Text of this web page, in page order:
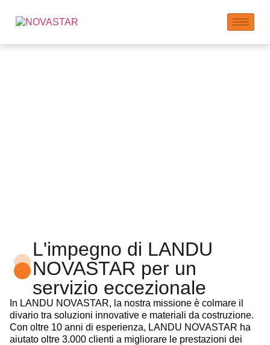
L'impegno di LANDU
NOVASTAR per un
servizio eccezionale
In LANDU NOVASTAR, la nostra missione è colmare il
divario tra soluzioni innovative e materiali da costruzione.
Con oltre 10 anni di esperienza, LANDU NOVASTAR ha
aiutato oltre 3.000 clienti a migliorare le prestazioni dei